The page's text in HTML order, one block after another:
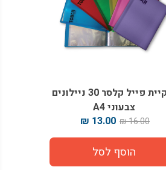
תיקיית פייל קלסר 30 ניילונים
צבעוני A4
16.00 ₪
13.00 ₪